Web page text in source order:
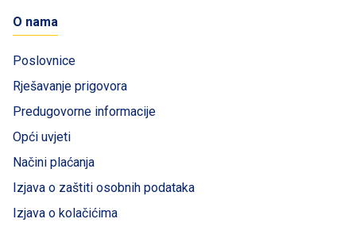
O nama
Poslovnice
Rješavanje prigovora
Predugovorne informacije
Opći uvjeti
Načini plaćanja
Izjava o zaštiti osobnih podataka
Izjava o kolačićima